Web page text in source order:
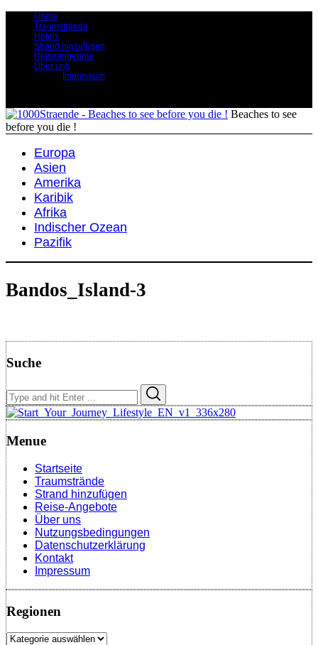
Home
Traumstrände
Hotels
Strand hinzufügen
Reiseangebote
Über uns
Impressum
Beaches to see
before you die !
Europa
Asien
Amerika
Karibik
Afrika
Indischer Ozean
Pazifik
Bandos_Island-3
Suche
Search
for:
Menue
Startseite
Traumstrände
Strand hinzufügen
Reise-Angebote
Über uns
Nutzungsbedingungen
Datenschutzerklärung
Kontakt
Impressum
Regionen
Regionen